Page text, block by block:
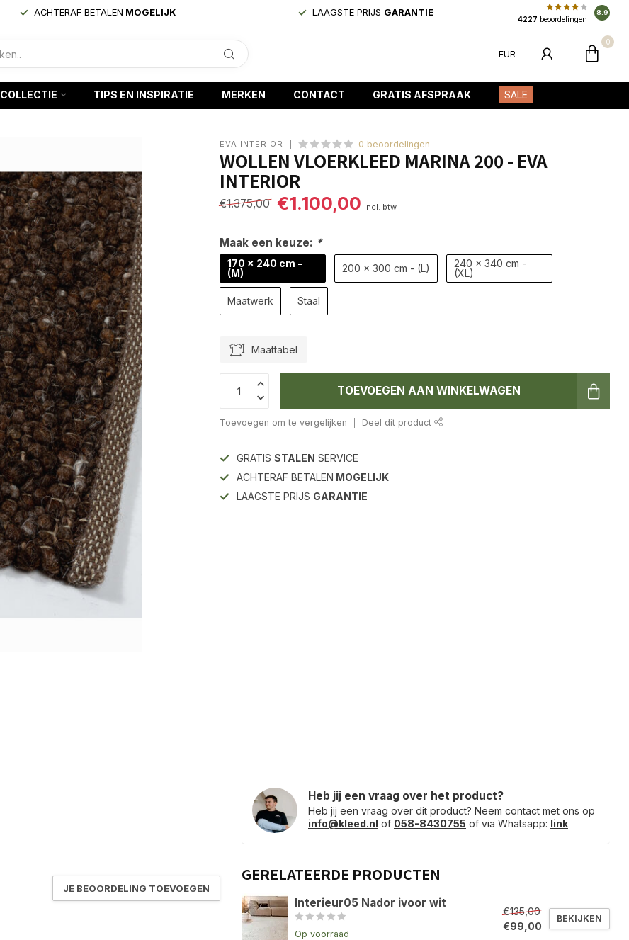
ACHTERAF BETALEN MOGELIJK LAAGSTE PRIJS GARANTIE
4227 beoordelingen
8.9
EUR
0
COLLECTIE TIPS EN INSPIRATIE MERKEN CONTACT GRATIS AFSPRAAK SALE
EVA INTERIOR 0 beoordelingen
WOLLEN VLOERKLEED MARINA 200 - EVA
INTERIOR
€1.375,00 €1.100,00 Incl. btw
Maak een keuze: *
170 x 240 cm -
(M)
200 x 300 cm - (L)
240 x 340 cm -
(XL)
Maatwerk Staal
Maattabel
TOEVOEGEN AAN WINKELWAGEN
Toevoegen om te vergelijken Deel dit product
GRATISSTALEN SERVICE
ACHTERAF BETALEN MOGELIJK
LAAGSTE PRIJS GARANTIE
JE BEOORDELING TOEVOEGEN
Heb jij een vraag over het product?
Heb jij een vraag over dit product? Neem contact met ons op
info@kleed.nl of 058-8430755 of via Whatsapp: link
GERELATEERDE PRODUCTEN
Interieur05 Nador ivoor wit
Op voorraad
€135,00
€99,00
BEKIJKEN